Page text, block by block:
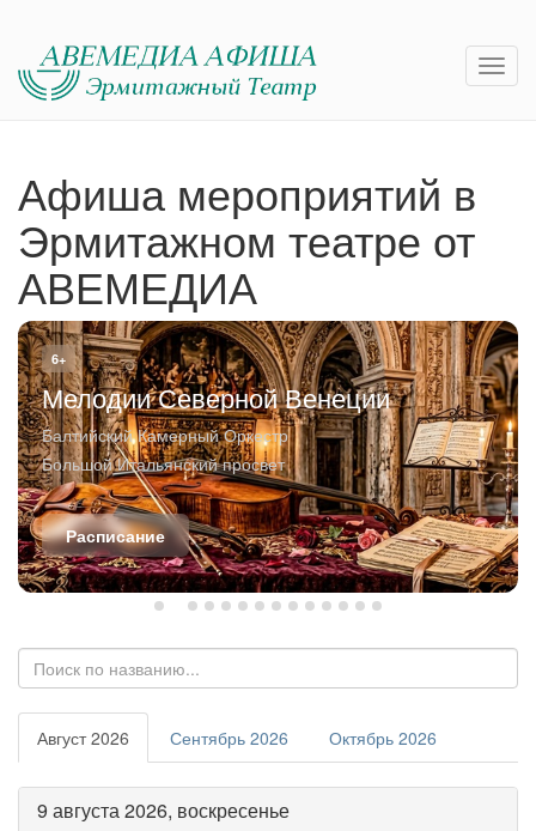
Афиша мероприятий в
Эрмитажном театре от
АВЕМЕДИА
6+
Мелодии Северной Венеции
Балтийский Камерный Оркестр
Большой Итальянский просвет
Расписание
Август 2026 Сентябрь 2026 Октябрь 2026
9 августа 2026, воскресенье